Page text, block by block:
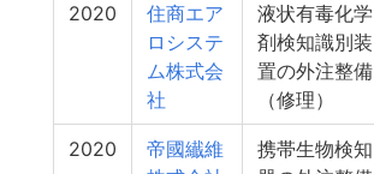
2020
住商エア
ロシステ
ム株式会
社
液状有毒化学
剤検知識別装
置の外注整備
（修理）
2020
帝國纎維
携帯生物検知